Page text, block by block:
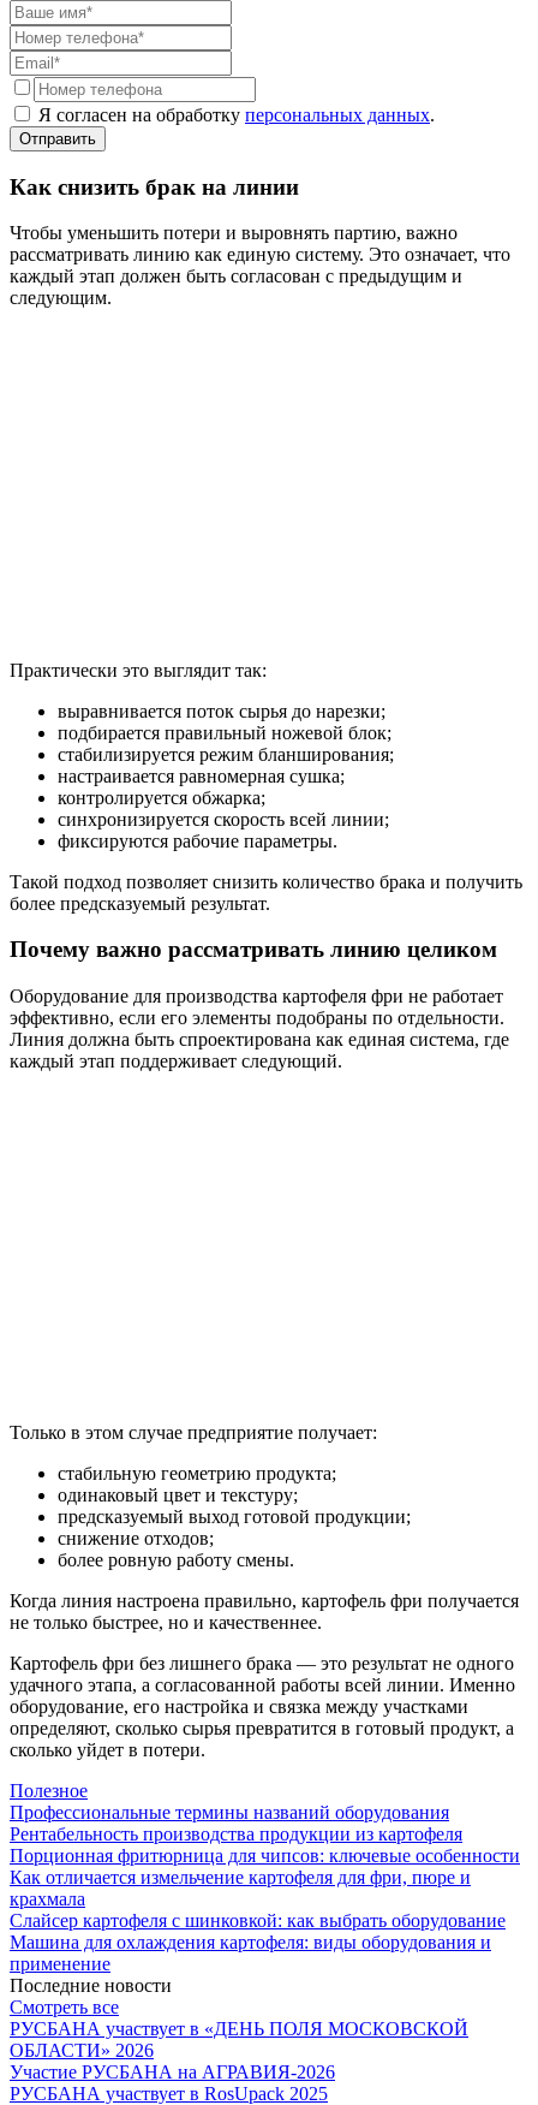
Я согласен на обработку персональных данных.
Отправить
Как снизить брак на линии
Чтобы уменьшить потери и выровнять партию, важно
рассматривать линию как единую систему. Это означает, что
каждый этап должен быть согласован с предыдущим и
следующим.
Практически это выглядит так:
выравнивается поток сырья до нарезки;
подбирается правильный ножевой блок;
стабилизируется режим бланширования;
настраивается равномерная сушка;
контролируется обжарка;
синхронизируется скорость всей линии;
фиксируются рабочие параметры.
Такой подход позволяет снизить количество брака и получить
более предсказуемый результат.
Почему важно рассматривать линию целиком
Оборудование для производства картофеля фри не работает
эффективно, если его элементы подобраны по отдельности.
Линия должна быть спроектирована как единая система, где
каждый этап поддерживает следующий.
Только в этом случае предприятие получает:
стабильную геометрию продукта;
одинаковый цвет и текстуру;
предсказуемый выход готовой продукции;
снижение отходов;
более ровную работу смены.
Когда линия настроена правильно, картофель фри получается
не только быстрее, но и качественнее.
Картофель фри без лишнего брака — это результат не одного
удачного этапа, а согласованной работы всей линии. Именно
оборудование, его настройка и связка между участками
определяют, сколько сырья превратится в готовый продукт, а
сколько уйдет в потери.
Полезное
Профессиональные термины названий оборудования
Рентабельность производства продукции из картофеля
Порционная фритюрница для чипсов: ключевые особенности
Как отличается измельчение картофеля для фри, пюре и
крахмала
Слайсер картофеля с шинковкой: как выбрать оборудование
Машина для охлаждения картофеля: виды оборудования и
применение
Последние новости
Смотреть все
РУСБАНА участвует в «ДЕНЬ ПОЛЯ МОСКОВСКОЙ
ОБЛАСТИ» 2026
Участие РУСБАНА на АГРАВИЯ-2026
РУСБАНА участвует в RosUpack 2025